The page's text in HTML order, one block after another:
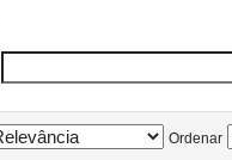
Ordenar